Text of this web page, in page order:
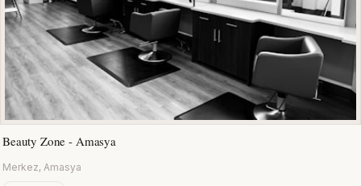
Beauty Zone - Amasya
Merkez, Amasya